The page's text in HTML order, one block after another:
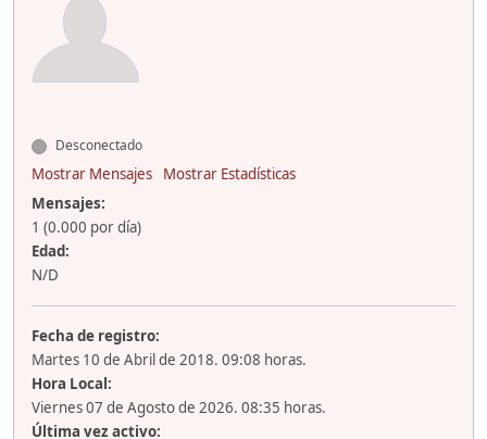
Desconectado
Mostrar Mensajes
Mostrar Estadísticas
Mensajes:
1 (0.000 por día)
Edad:
N/D
Fecha de registro:
Martes 10 de Abril de 2018. 09:08 horas.
Hora Local:
Viernes 07 de Agosto de 2026. 08:35 horas.
Última vez activo: